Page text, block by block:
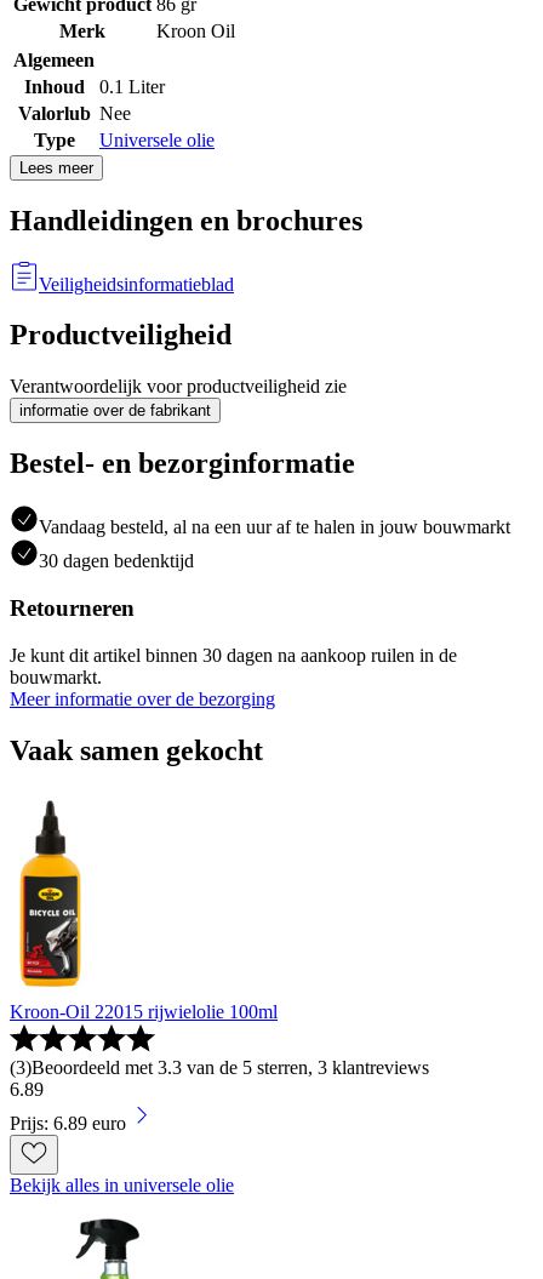
Merk
Kroon Oil
Algemeen
Inhoud
0.1 Liter
Valorlub Nee
Type
Universele olie
Lees meer
Handleidingen en brochures
Veiligheidsinformatieblad
Productveiligheid
Verantwoordelijk voor productveiligheid zie
informatie over de fabrikant
Bestel- en bezorginformatie
Vandaag besteld, al na een uur af te halen in jouw bouwmarkt
30 dagen bedenktijd
Retourneren
Je kunt dit artikel binnen 30 dagen na aankoop ruilen in de
bouwmarkt.
Meer informatie over de bezorging
Vaak samen gekocht
Kroon-Oil 22015 rijwielolie 100ml
(3)Beoordeeld met 3.3 van de 5 sterren, 3 klantreviews
6.89
Prijs: 6.89 euro
Bekijk alles in universele olie